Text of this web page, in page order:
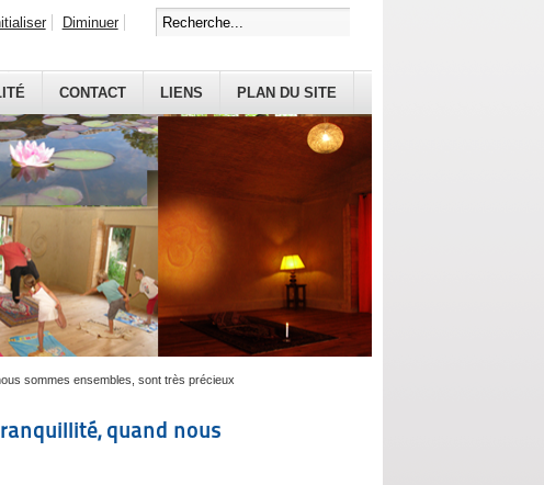
CONTACT LIENS PLAN DU SITE
Diminuer
sommes ensembles, sont très précieux
quand nous